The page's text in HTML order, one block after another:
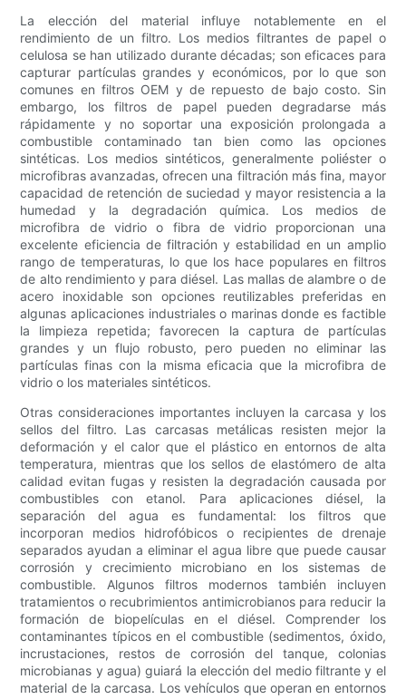
La elección del material influye notablemente en el
rendimiento de un filtro. Los medios filtrantes de papel o
celulosa se han utilizado durante décadas; son eficaces para
capturar partículas grandes y económicos, por lo que son
comunes en filtros OEM y de repuesto de bajo costo. Sin
embargo, los filtros de papel pueden degradarse más
rápidamente y no soportar una exposición prolongada a
combustible contaminado tan bien como las opciones
sintéticas. Los medios sintéticos, generalmente poliéster o
microfibras avanzadas, ofrecen una filtración más fina, mayor
capacidad de retención de suciedad y mayor resistencia a la
humedad y la degradación química. Los medios de
microfibra de vidrio o fibra de vidrio proporcionan una
excelente eficiencia de filtración y estabilidad en un amplio
rango de temperaturas, lo que los hace populares en filtros
de alto rendimiento y para diésel. Las mallas de alambre o de
acero inoxidable son opciones reutilizables preferidas en
algunas aplicaciones industriales o marinas donde es factible
la limpieza repetida; favorecen la captura de partículas
grandes y un flujo robusto, pero pueden no eliminar las
partículas finas con la misma eficacia que la microfibra de
vidrio o los materiales sintéticos.
Otras consideraciones importantes incluyen la carcasa y los
sellos del filtro. Las carcasas metálicas resisten mejor la
deformación y el calor que el plástico en entornos de alta
temperatura, mientras que los sellos de elastómero de alta
calidad evitan fugas y resisten la degradación causada por
combustibles con etanol. Para aplicaciones diésel, la
separación del agua es fundamental: los filtros que
incorporan medios hidrofóbicos o recipientes de drenaje
separados ayudan a eliminar el agua libre que puede causar
corrosión y crecimiento microbiano en los sistemas de
combustible. Algunos filtros modernos también incluyen
tratamientos o recubrimientos antimicrobianos para reducir la
formación de biopelículas en el diésel. Comprender los
contaminantes típicos en el combustible (sedimentos, óxido,
incrustaciones, restos de corrosión del tanque, colonias
microbianas y agua) guiará la elección del medio filtrante y el
material de la carcasa. Los vehículos que operan en entornos